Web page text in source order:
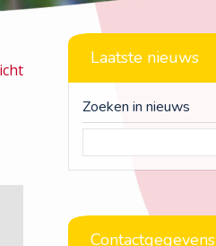
Laatste nieuws
Zoeken in nieuws
Contactgegevens